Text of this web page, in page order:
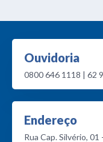
Ouvidoria
0800 646 1118 | 62
Endereço
Rua Cap. Silvério,